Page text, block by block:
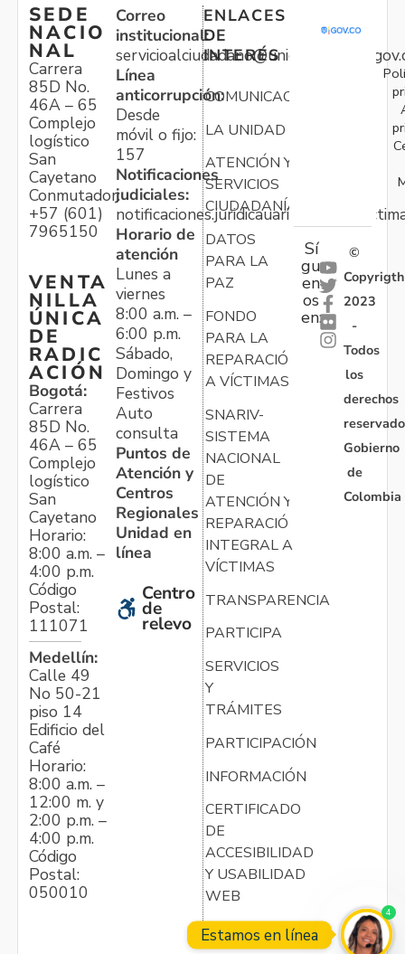
SEDE
NACIO
NAL
Carrera
85D No.
46A – 65
Complejo
logístico
San
Cayetano
Conmutador:
+57 (601)
7965150
VENTA
NILLA
ÚNICA
DE
RADIC
ACIÓN
Bogotá:
Carrera
85D No.
46A – 65
Complejo
logístico
San
Cayetano
Horario:
8:00 a.m. –
4:00 p.m.
Código
Postal:
111071
Medellín:
Calle 49
No 50-21
piso 14
Edificio del
Café
Horario:
8:00 a.m. –
12:00 m. y
2:00 p.m. –
4:00 p.m.
Código
Postal:
050010
Correo
institucional:
Línea
anticorrupción:
Desde
móvil o fijo:
157
Notificaciones
judiciales:
Horario de
atención
Lunes a
viernes
8:00 a.m. –
6:00 p.m.
Sábado,
Domingo y
Festivos
Auto
consulta
Puntos de
Atención y
Centros
Regionales
Unidad en
línea
Centro
de
relevo
ENLACES
DE
INTERÉS
COMUNICACIONES
LA UNIDAD
ATENCIÓN Y
SERVICIOS
CIUDADANÍA
DATOS
PARA LA
PAZ
FONDO
PARA LA
REPARACIÓN
A VÍCTIMAS
SNARIV-
SISTEMA
NACIONAL
DE
ATENCIÓN Y
REPARACIÓN
INTEGRAL A
VÍCTIMAS
TRANSPARENCIA
PARTICIPA
SERVICIOS
Y
TRÁMITES
PARTICIPACIÓN
INFORMACIÓN
CERTIFICADO
DE
ACCESIBILIDAD
Y USABILIDAD
WEB
Sí
gu
en
os
en:
©
Copyrigth
2023
-
Todos
los
derechos
Gobierno
de
Colombia
Estamos en línea
4